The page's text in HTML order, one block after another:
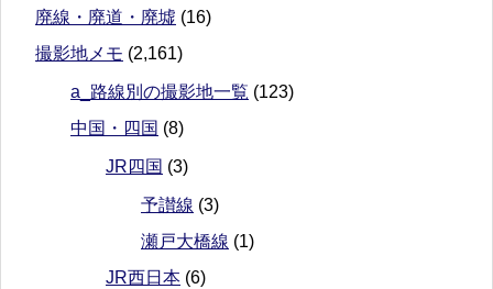
廃線・廃道・廃墟 (16)
撮影地メモ (2,161)
a_路線別の撮影地一覧 (123)
中国・四国 (8)
JR四国 (3)
予讃線 (3)
瀬戸大橋線 (1)
JR西日本 (6)